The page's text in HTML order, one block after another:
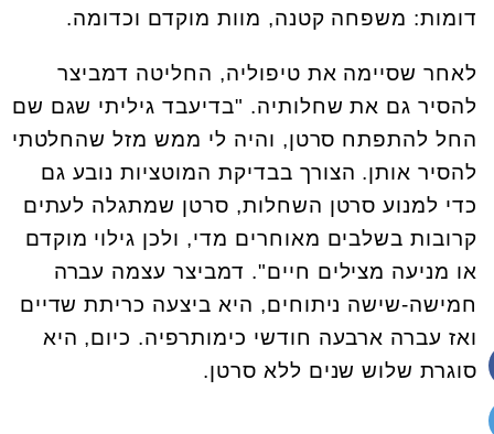
דומות: משפחה קטנה, מוות מוקדם וכדומה.
לאחר שסיימה את טיפוליה, החליטה דמביצר
להסיר גם את שחלותיה. "בדיעבד גיליתי שגם שם
החל להתפתח סרטן, והיה לי ממש מזל שהחלטתי
להסיר אותן. הצורך בבדיקת המוטציות נובע גם
כדי למנוע סרטן השחלות, סרטן שמתגלה לעתים
קרובות בשלבים מאוחרים מדי, ולכן גילוי מוקדם
או מניעה מצילים חיים". דמביצר עצמה עברה
חמישה-שישה ניתוחים, היא ביצעה כריתת שדיים
ואז עברה ארבעה חודשי כימותרפיה. כיום, היא
סוגרת שלוש שנים ללא סרטן.